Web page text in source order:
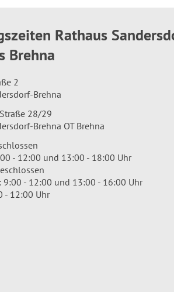
Rathaus
Brehna
2
Brehna
28/29
Brehna OT Brehna
- 12:00 und 13:00 - 18:00 Uhr
9:00 - 12:00 und 13:00 - 16:00 Uhr
- 12:00 Uhr